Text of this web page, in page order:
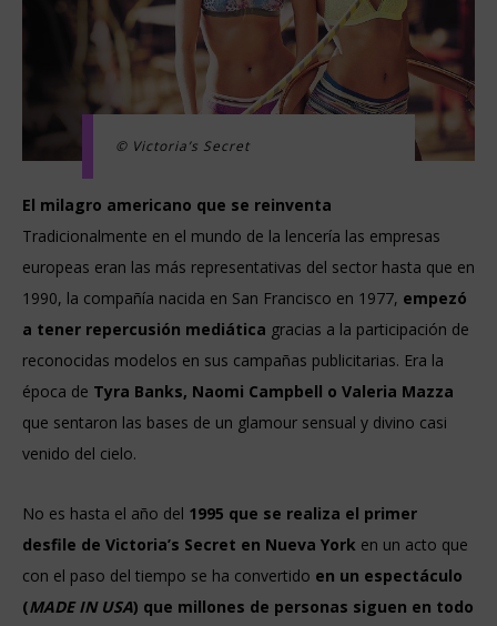
© Victoria’s Secret
El milagro americano que se reinventa
Tradicionalmente en el mundo de la lencería las empresas
europeas eran las más representativas del sector hasta que en
1990, la compañía nacida en San Francisco en 1977, empezó
a tener repercusión mediática gracias a la participación de
reconocidas modelos en sus campañas publicitarias. Era la
época de Tyra Banks, Naomi Campbell o Valeria Mazza
que sentaron las bases de un glamour sensual y divino casi
venido del cielo.
No es hasta el año del 1995 que se realiza el primer
desfile de Victoria’s Secret en Nueva York en un acto que
con el paso del tiempo se ha convertido en un espectáculo
(MADE IN USA) que millones de personas siguen en todo